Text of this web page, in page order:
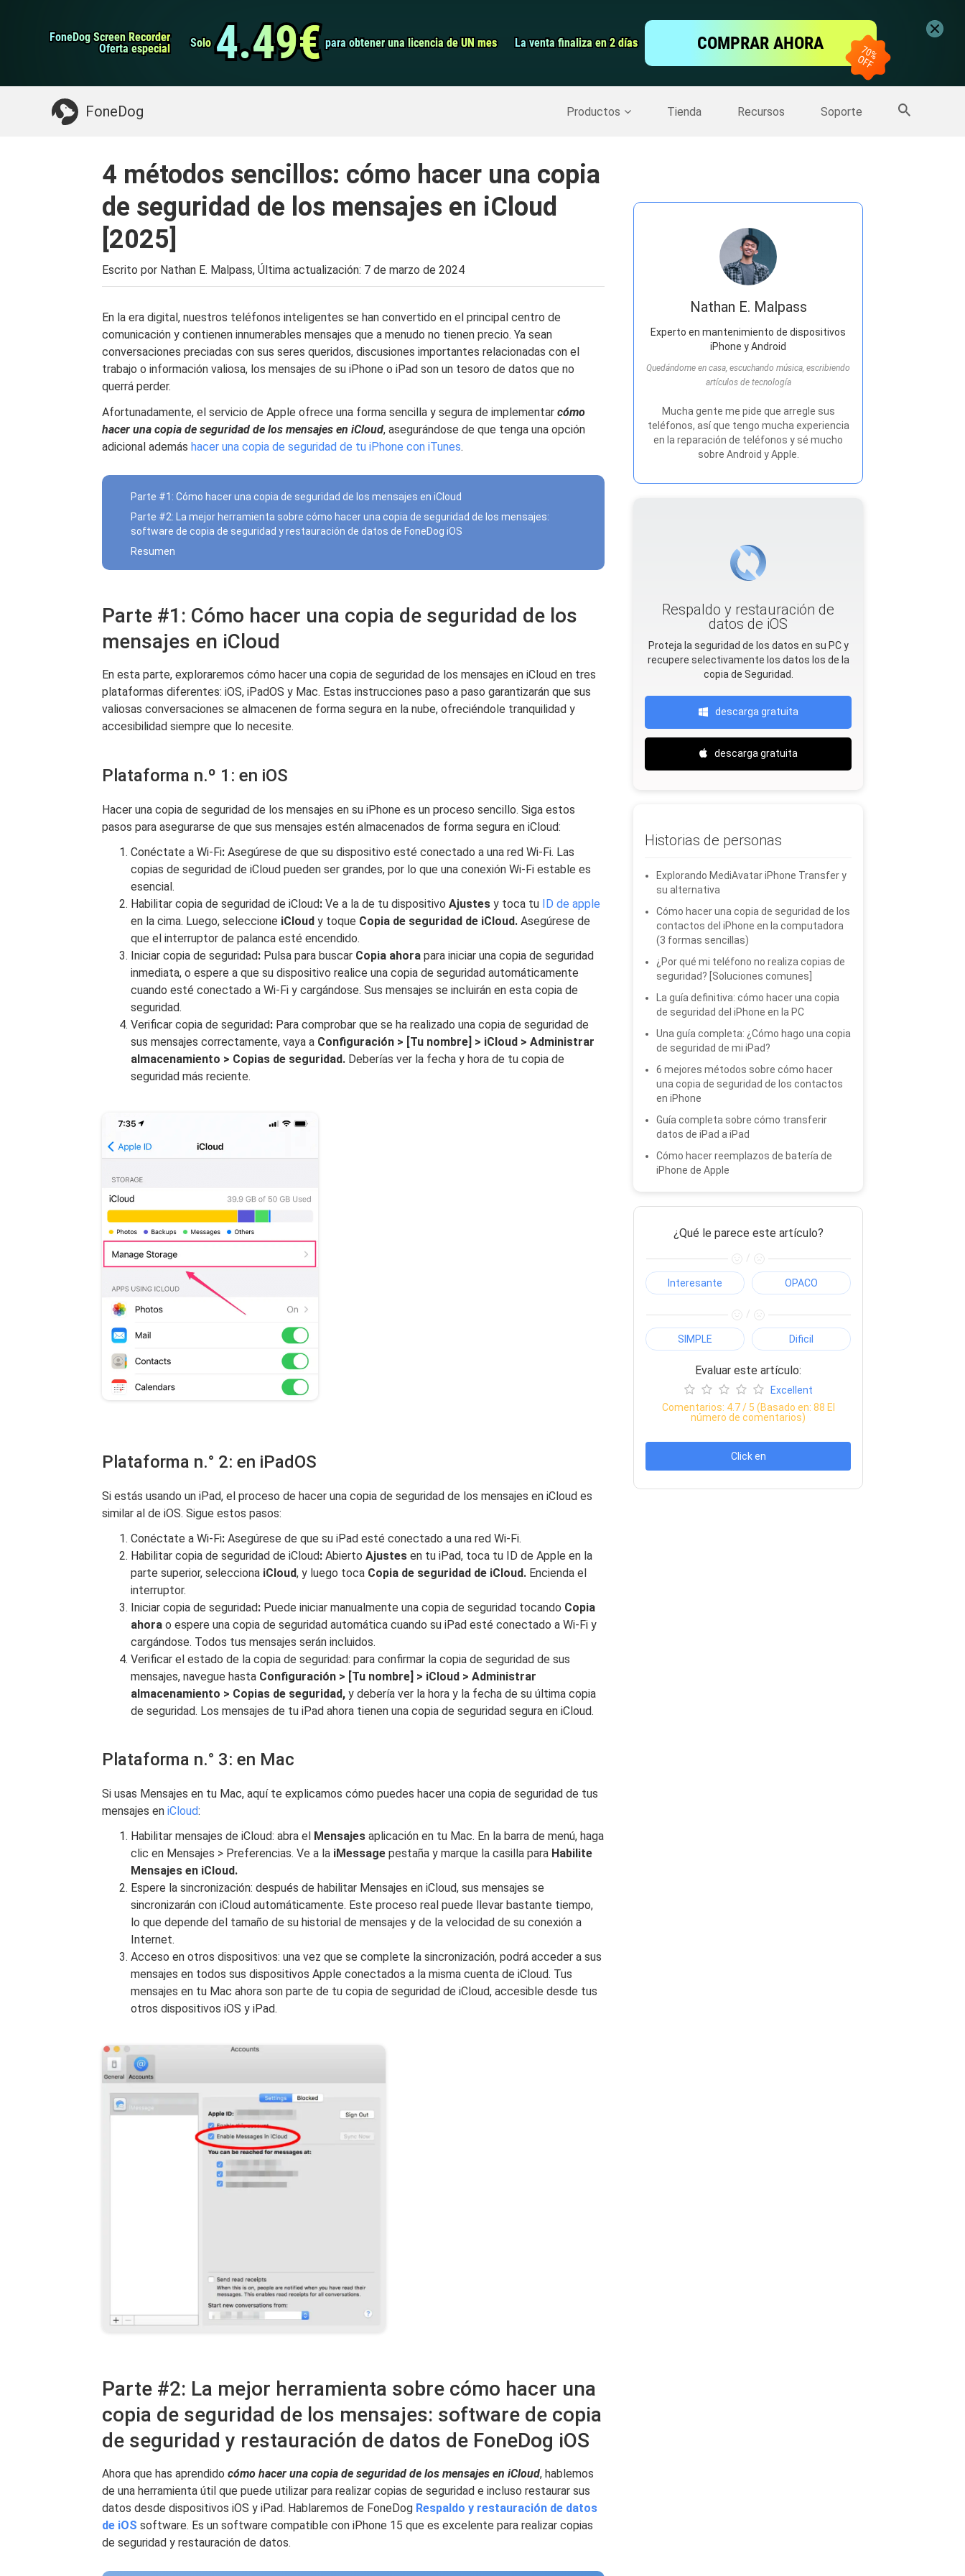
FoneDog Screen Recorder
FoneDog Screen Recorder
Oferta especial
Oferta especial Solo
Solo 4.49€
4.49€ para obtener una licencia de UN mes
para obtener una licencia de UN mes La venta finaliza en 2 días
La venta finaliza en 2 días COMPRAR AHORA
FoneDog Productos Tienda Recursos Soporte
Limpiador de iPhone
Grabador de pantalla
Algo que puede necesitar: Copia de seguridad del iPhone >> Más productos
4 métodos sencillos: cómo hacer una copia
de seguridad de los mensajes en iCloud
[2025]
Escrito por Nathan E. Malpass, Última actualización: 7 de marzo de 2024
En la era digital, nuestros teléfonos inteligentes se han convertido en el principal centro de
comunicación y contienen innumerables mensajes que a menudo no tienen precio. Ya sean
conversaciones preciadas con sus seres queridos, discusiones importantes relacionadas con el
trabajo o información valiosa, los mensajes de su iPhone o iPad son un tesoro de datos que no
querrá perder.
Afortunadamente, el servicio de Apple ofrece una forma sencilla y segura de implementar cómo
hacer una copia de seguridad de los mensajes en iCloud, asegurándose de que tenga una opción
adicional además hacer una copia de seguridad de tu iPhone con iTunes.
Parte #1: Cómo hacer una copia de seguridad de los mensajes en iCloud
Parte #2: La mejor herramienta sobre cómo hacer una copia de seguridad de los mensajes:
software de copia de seguridad y restauración de datos de FoneDog iOS
Resumen
Parte #1: Cómo hacer una copia de seguridad de los
mensajes en iCloud
En esta parte, exploraremos cómo hacer una copia de seguridad de los mensajes en iCloud en tres
plataformas diferentes: iOS, iPadOS y Mac. Estas instrucciones paso a paso garantizarán que sus
valiosas conversaciones se almacenen de forma segura en la nube, ofreciéndole tranquilidad y
accesibilidad siempre que lo necesite.
Plataforma n.º 1: en iOS
Hacer una copia de seguridad de los mensajes en su iPhone es un proceso sencillo. Siga estos
pasos para asegurarse de que sus mensajes estén almacenados de forma segura en iCloud:
Conéctate a Wi-Fi: Asegúrese de que su dispositivo esté conectado a una red Wi-Fi. Las
copias de seguridad de iCloud pueden ser grandes, por lo que una conexión Wi-Fi estable es
esencial.
Habilitar copia de seguridad de iCloud: Ve a la de tu dispositivo Ajustes y toca tu ID de apple
en la cima. Luego, seleccione iCloud y toque Copia de seguridad de iCloud. Asegúrese de
que el interruptor de palanca esté encendido.
Iniciar copia de seguridad: Pulsa para buscar Copia ahora para iniciar una copia de seguridad
inmediata, o espere a que su dispositivo realice una copia de seguridad automáticamente
cuando esté conectado a Wi-Fi y cargándose. Sus mensajes se incluirán en esta copia de
seguridad.
Verificar copia de seguridad: Para comprobar que se ha realizado una copia de seguridad de
sus mensajes correctamente, vaya a Configuración > [Tu nombre] > iCloud > Administrar
almacenamiento > Copias de seguridad. Deberías ver la fecha y hora de tu copia de
seguridad más reciente.
Plataforma n.° 2: en iPadOS
Si estás usando un iPad, el proceso de hacer una copia de seguridad de los mensajes en iCloud es
similar al de iOS. Sigue estos pasos:
Conéctate a Wi-Fi: Asegúrese de que su iPad esté conectado a una red Wi-Fi.
Habilitar copia de seguridad de iCloud: Abierto Ajustes en tu iPad, toca tu ID de Apple en la
parte superior, selecciona iCloud, y luego toca Copia de seguridad de iCloud. Encienda el
interruptor.
Iniciar copia de seguridad: Puede iniciar manualmente una copia de seguridad tocando Copia
ahora o espere una copia de seguridad automática cuando su iPad esté conectado a Wi-Fi y
cargándose. Todos tus mensajes serán incluidos.
Verificar el estado de la copia de seguridad: para confirmar la copia de seguridad de sus
mensajes, navegue hasta Configuración > [Tu nombre] > iCloud > Administrar
almacenamiento > Copias de seguridad, y debería ver la hora y la fecha de su última copia
de seguridad. Los mensajes de tu iPad ahora tienen una copia de seguridad segura en iCloud.
Plataforma n.° 3: en Mac
Si usas Mensajes en tu Mac, aquí te explicamos cómo puedes hacer una copia de seguridad de tus
mensajes en iCloud:
Habilitar mensajes de iCloud: abra el Mensajes aplicación en tu Mac. En la barra de menú, haga
clic en Mensajes > Preferencias. Ve a la iMessage pestaña y marque la casilla para Habilite
Mensajes en iCloud.
Espere la sincronización: después de habilitar Mensajes en iCloud, sus mensajes se
sincronizarán con iCloud automáticamente. Este proceso real puede llevar bastante tiempo,
lo que depende del tamaño de su historial de mensajes y de la velocidad de su conexión a
Internet.
Acceso en otros dispositivos: una vez que se complete la sincronización, podrá acceder a sus
mensajes en todos sus dispositivos Apple conectados a la misma cuenta de iCloud. Tus
mensajes en tu Mac ahora son parte de tu copia de seguridad de iCloud, accesible desde tus
otros dispositivos iOS y iPad.
Parte #2: La mejor herramienta sobre cómo hacer una
copia de seguridad de los mensajes: software de copia
de seguridad y restauración de datos de FoneDog iOS
Ahora que has aprendido cómo hacer una copia de seguridad de los mensajes en iCloud, hablemos
de una herramienta útil que puede utilizar para realizar copias de seguridad e incluso restaurar sus
datos desde dispositivos iOS y iPad. Hablaremos de FoneDog Respaldo y restauración de datos
de iOS software. Es un software compatible con iPhone 15 que es excelente para realizar copias
de seguridad y restauración de datos.
Nathan E. Malpass
Experto en mantenimiento de dispositivos
iPhone y Android
Quedándome en casa, escuchando música, escribiendo
artículos de tecnología
Mucha gente me pide que arregle sus
teléfonos, así que tengo mucha experiencia
en la reparación de teléfonos y sé mucho
sobre Android y Apple.
Respaldo y restauración de
datos de iOS
Proteja la seguridad de los datos en su PC y
recupere selectivamente los datos Ios de la
copia de Seguridad.
descarga gratuita
descarga gratuita
Historias de personas
Explorando MediAvatar iPhone Transfer y
su alternativa
Cómo hacer una copia de seguridad de los
contactos del iPhone en la computadora
(3 formas sencillas)
¿Por qué mi teléfono no realiza copias de
seguridad? [Soluciones comunes]
La guía definitiva: cómo hacer una copia
de seguridad del iPhone en la PC
Una guía completa: ¿Cómo hago una copia
de seguridad de mi iPad?
6 mejores métodos sobre cómo hacer
una copia de seguridad de los contactos
en iPhone
Guía completa sobre cómo transferir
datos de iPad a iPad
Cómo hacer reemplazos de batería de
iPhone de Apple
¿Qué le parece este artículo?
/
Interesante OPACO
/
SIMPLE Dificil
Evaluar este artículo:
Excellent
Comentarios: 4.7/ 5 (Basado en: 88 El
número de comentarios)
Click en